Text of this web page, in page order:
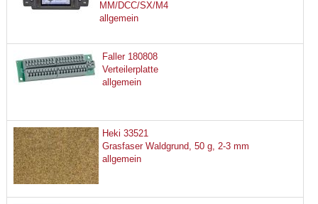
MM/DCC/SX/M4
allgemein
Faller 180808
Verteilerplatte
allgemein
Heki 33521
Grasfaser Waldgrund, 50 g, 2-3 mm
allgemein